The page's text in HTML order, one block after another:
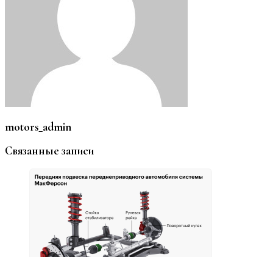
motors_admin
Связанные записи